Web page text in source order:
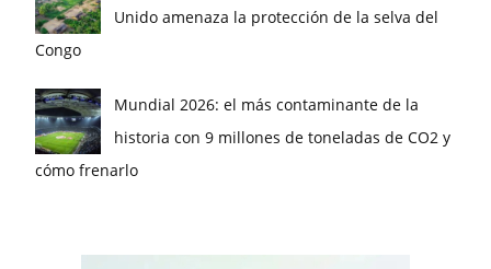
Unido amenaza la protección de la selva del
Congo
Mundial 2026: el más contaminante de la
historia con 9 millones de toneladas de CO2 y
cómo frenarlo